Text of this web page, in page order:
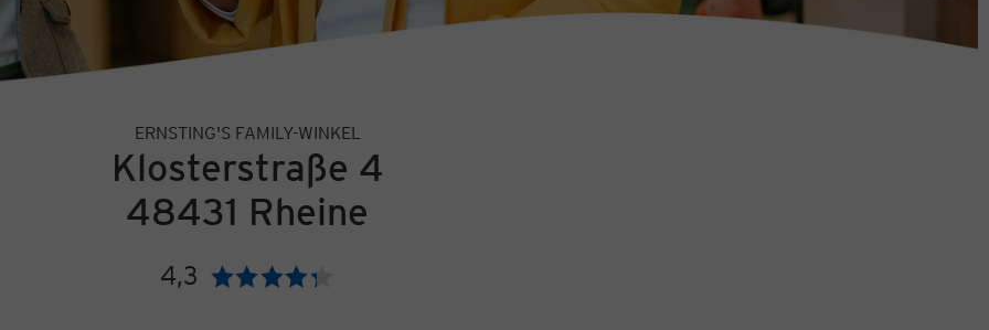
ERNSTING'S FAMILY-WINKEL
Klosterstraße 4
48431 Rheine
4,3 Beoordeling: